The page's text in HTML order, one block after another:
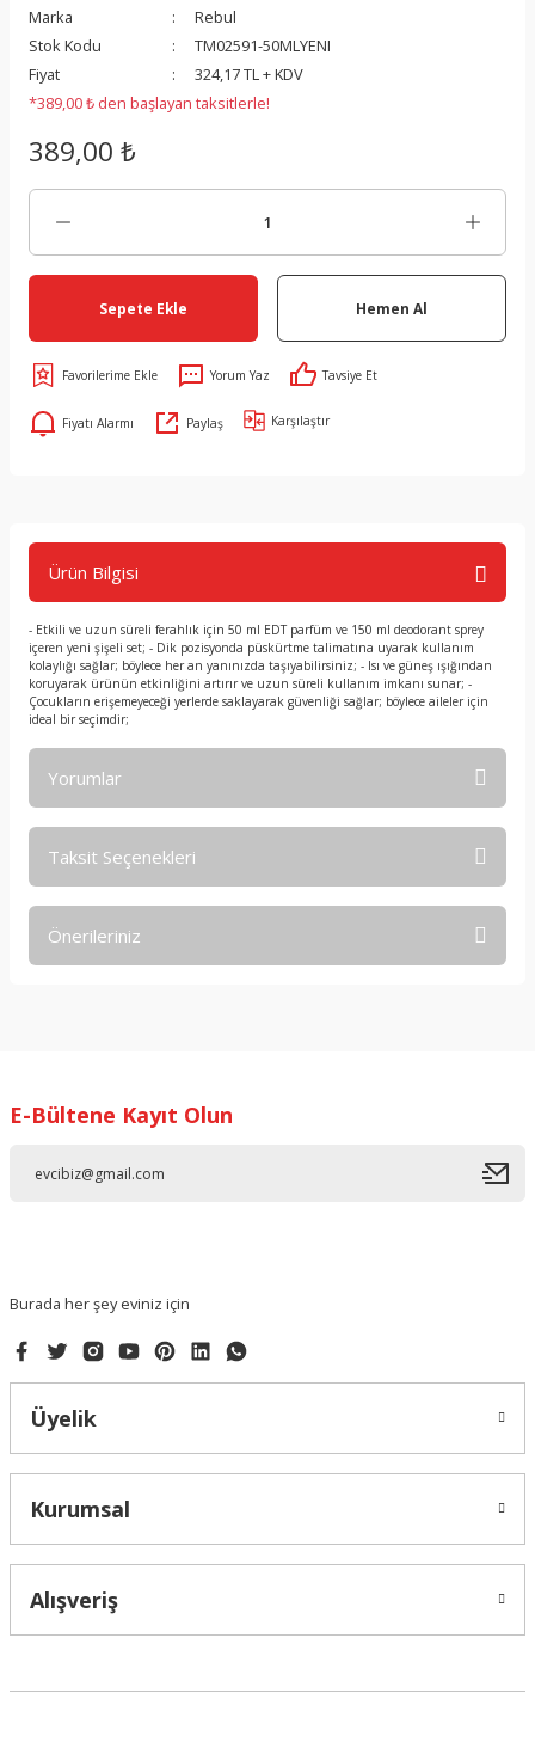
Marka
Rebul
Stok Kodu
TM02591-50MLYENI
Fiyat
324,17 TL + KDV
*389,00 ₺ den başlayan taksitlerle!
389,00 ₺
Sepete Ekle Hemen Al
Yorum Yaz Tavsiye Et
Fiyatı Alarmı Paylaş Karşılaştır
Ürün Bilgisi
- Etkili ve uzun süreli ferahlık için 50 ml EDT parfüm ve 150 ml deodorant sprey
içeren yeni şişeli set; - Dik pozisyonda püskürtme talimatına uyarak kullanım
kolaylığı sağlar; böylece her an yanınızda taşıyabilirsiniz; - Isı ve güneş ışığından
koruyarak ürünün etkinliğini artırır ve uzun süreli kullanım imkanı sunar; -
Çocukların erişemeyeceği yerlerde saklayarak güvenliği sağlar; böylece aileler için
ideal bir seçimdir;
Yorumlar
Taksit Seçenekleri
Önerileriniz
Ürün resmi kalitesiz, bozuk veya görüntülenemiyor.
E-Bültene Kayıt Olun
Burada her şey eviniz için
Üyelik
Kurumsal
Alışveriş